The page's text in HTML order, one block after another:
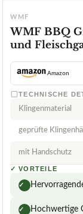
WMF
WMF BBQ
und
Amazon
TECHNISCHE
Klingenmaterial
geprüfte
mit Handschutz
✓ VORTEILE
✓
✓ Hochwertige